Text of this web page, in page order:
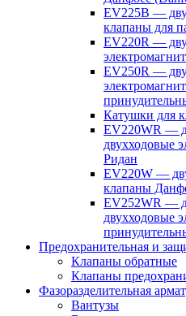
EV225B —
клапаны для
EV220R —
EV250R —
Катушки для
EV220WR —
двухходовые
Ридан
EV220W —
клапаны
EV252WR —
двухходовые
Предохранительная и
Клапаны обратные
Клапаны
Фазоразделительная
Вантузы